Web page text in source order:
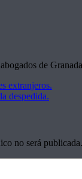
de
extranjeros.
despedida.
no será publicada.